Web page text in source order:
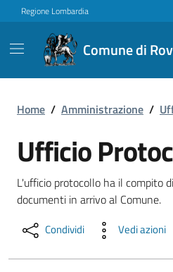
Vai ai contenuti
Vai al footer
Regione Lombardia
Comune di
Ufficio
Home / Amministrazione /
Ufficio
L'ufficio protocollo ha il compito
documenti in arrivo al Comune.
Condividi Vedi azioni